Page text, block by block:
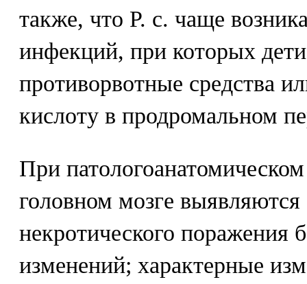
также, что Р. с. чаще
инфекций, при которых
противорвотные средства
кислоту в продромальном
При
головном мозге выявляются
некротического поражения
изменений; характерные